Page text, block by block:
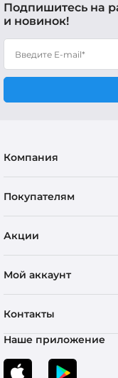
Подпишитесь на
и новинок!
Компания
Покупателям
Акции
Мой аккаунт
Контакты
Наше приложение